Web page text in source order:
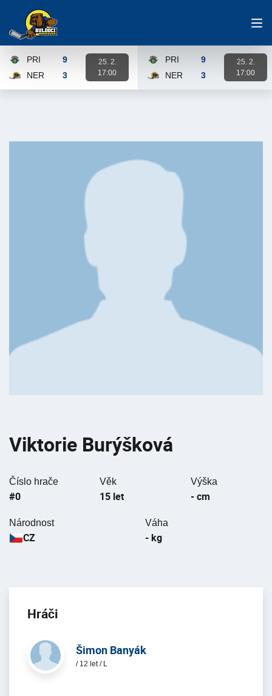
PRI
9
NER
3
25. 2.
17:00
PRI
9
NER
3
25. 2.
17:00
Viktorie Burýšková
Číslo hrače
#0
Věk
15 let
Výška
- cm
Národnost
CZ
Váha
- kg
Hráči
Šimon Banyák
/ 12 let / L